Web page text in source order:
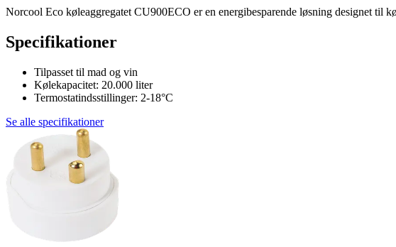
Norcool Eco køleaggregatet CU900ECO er en energibesparende løsning designet til
Specifikationer
Tilpasset til mad og vin
Kølekapacitet: 20.000 liter
Termostatindsstillinger: 2-18°C
Se alle specifikationer